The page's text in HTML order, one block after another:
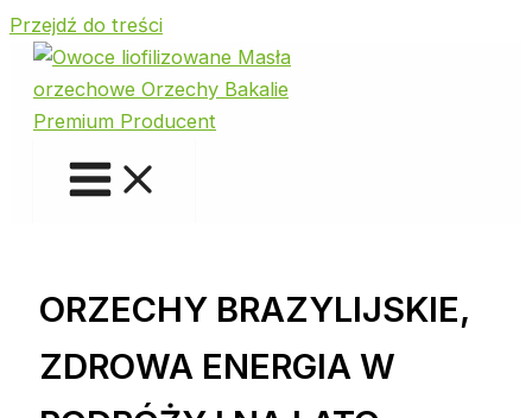
Przejdź do treści
ORZECHY BRAZYLIJSKIE,
ZDROWA ENERGIA W